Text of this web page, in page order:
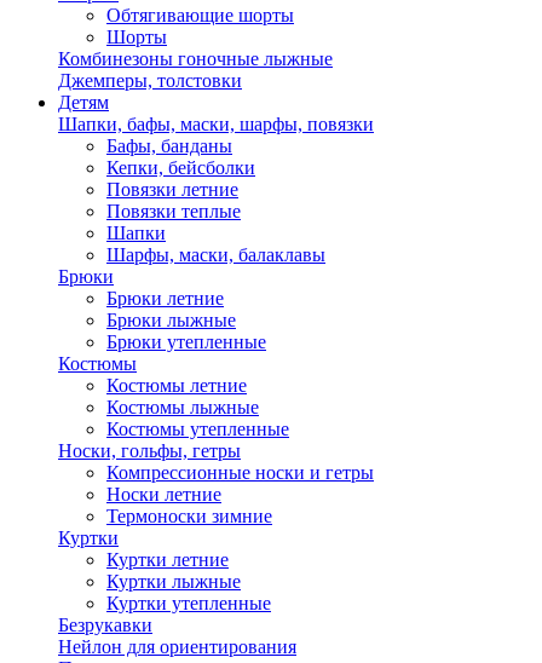
Обтягивающие шорты
Шорты
Комбинезоны гоночные лыжные
Джемперы, толстовки
Детям
Шапки, бафы, маски, шарфы, повязки
Бафы, банданы
Кепки, бейсболки
Повязки летние
Повязки теплые
Шапки
Шарфы, маски, балаклавы
Брюки
Брюки летние
Брюки лыжные
Брюки утепленные
Костюмы
Костюмы летние
Костюмы лыжные
Костюмы утепленные
Носки, гольфы, гетры
Компрессионные носки и гетры
Носки летние
Термоноски зимние
Куртки
Куртки летние
Куртки лыжные
Куртки утепленные
Безрукавки
Нейлон для ориентирования